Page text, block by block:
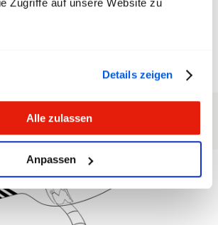
Details zeigen
Alle zulassen
Anpassen